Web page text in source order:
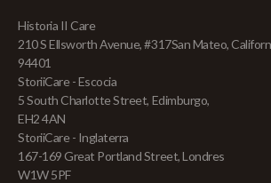
Historia II Care
210 S Ellsworth Avenue, #317San Mateo,
94401
StoriiCare - Escocia
5 South Charlotte Street, Edimburgo,
EH2 4AN
StoriiCare - Inglaterra
167-169 Great Portland Street, Londres
W1W 5PF